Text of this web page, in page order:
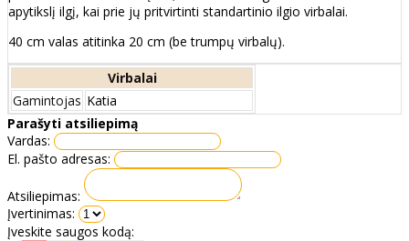
apytikslį ilgį, kai prie jų pritvirtinti standartinio ilgio virbalai.
40 cm valas atitinka 20 cm (be trumpų virbalų).
Virbalai
Gamintojas Katia
Parašyti atsiliepimą
Vardas:
El. pašto adresas:
Atsiliepimas:
Įvertinimas:
Įveskite saugos kodą: